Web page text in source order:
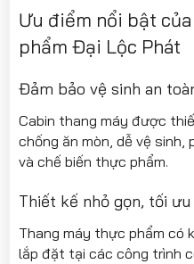
Ưu điểm nổi bật
phẩm Đại Lộc Phát
Đảm bảo vệ sinh an
Cabin thang máy được
chống ăn mòn, dễ vệ sinh,
và chế biến thực phẩm.
Thiết kế nhỏ gọn, tối ưu
Thang máy thực phẩm có
lắp đặt tại các công trình